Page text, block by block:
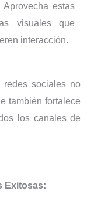
estas
visuales que
interacción.
redes sociales no
también fortalece
los canales de
Exitosas: